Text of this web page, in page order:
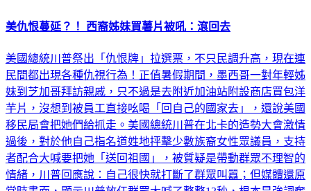
美仇恨蔓延？！ 西裔姊妹買薯片被吼：滾回去
美國總統川普祭出「仇恨牌」拉選票，不只民調升高，現在連
民間都出現各種仇視行為！正值暑假期間，墨西哥一對年輕姊
妹到芝加哥拜訪親戚，只不過是去附近加油站附設商店買包洋
芋片，沒想到被員工直接吆喝「回自己的國家去」，還說美國
移民局會把她們給抓走。美國總統川普在北卡的造勢大會激情
過後，對於他自己指名道姓地抨擊少數族裔女性眾議員，支持
者配合大喊要把她「送回祖國」，被質疑是帶動群眾不理智的
情緒，川普回應說：自己很快就打斷了群眾叫囂；但媒體還原